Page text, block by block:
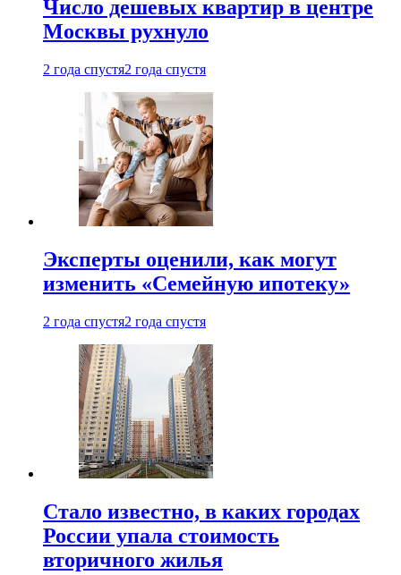
Число дешевых квартир в центре
Москвы рухнуло
2 года спустя2 года спустя
Эксперты оценили, как могут
изменить «Семейную ипотеку»
2 года спустя2 года спустя
Стало известно, в каких городах
России упала стоимость
вторичного жилья